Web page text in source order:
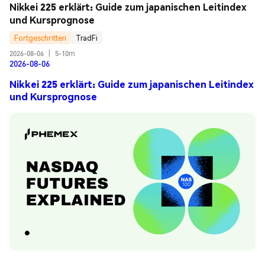
Nikkei 225 erklärt: Guide zum japanischen Leitindex
und Kursprognose
Fortgeschritten
TradFi
2026-08-06
5-10m
2026-08-06
Nikkei 225 erklärt: Guide zum japanischen Leitindex
und Kursprognose